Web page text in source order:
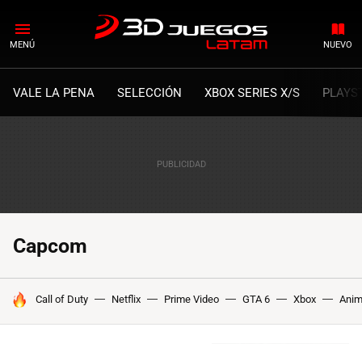
MENÚ NUEVO
VALE LA PENA SELECCIÓN XBOX SERIES X/S
Capcom
HOY SE HABLA DE
Call of Duty Netflix Prime Video GTA 6 Xbox